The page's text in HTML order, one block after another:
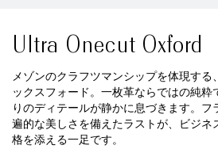
Ultra Onecut Oxford
メゾンのクラフツマンシップを体現する
ックスフォード。一枚革ならではの純粋
りのディテールが静かに息づきます。フ
遍的な美しさを備えたラストが、ビジネ
格を添える一足です。